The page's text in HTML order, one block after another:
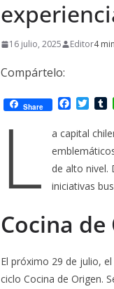
16 julio, 2025 Editor4
Compártelo:
Share
c
e
b
o
o
k
T
t
e
T
b
l
L
a capital
de alto nivel.
iniciativas
Cocina
El próximo 29 de julio,
ciclo Cocina de Origen.